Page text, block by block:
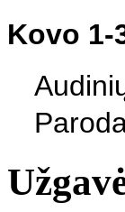
Kovo 1-